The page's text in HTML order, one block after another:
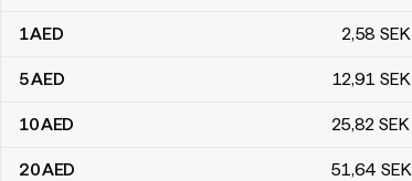
Tabela przeliczeń dirhama ZEA na korony szwedzkiej
1AED 2,58 SEK
5AED 12,91 SEK
10AED 25,82 SEK
20AED 51,64 SEK